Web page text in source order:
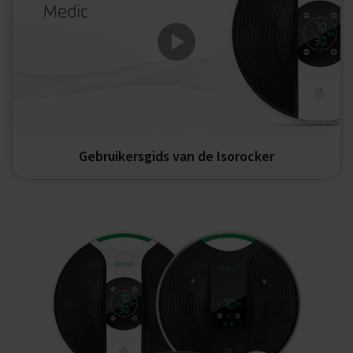
Gebruikersgids van de Isorocker